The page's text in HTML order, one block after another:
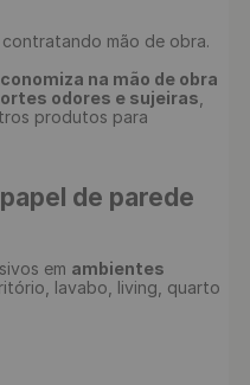
mão de obra.
na mão de obra
odores e sujeiras
produtos para
de parede
em ambientes
lavabo, living, quarto